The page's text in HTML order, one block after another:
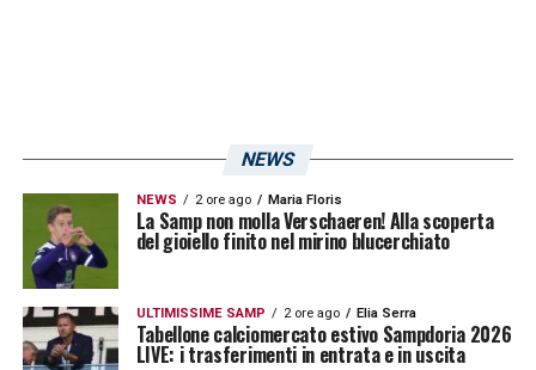
NEWS
NEWS 2 ore ago Maria Floris
La Samp non molla Verschaeren! Alla scoperta
del gioiello finito nel mirino blucerchiato
ULTIMISSIME SAMP 2 ore ago Elia Serra
Tabellone calciomercato estivo Sampdoria 2026
LIVE: i trasferimenti in entrata e in uscita